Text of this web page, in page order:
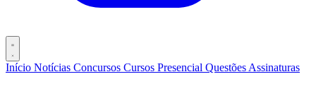
Início Notícias Concursos Cursos Presencial Questões Assinaturas